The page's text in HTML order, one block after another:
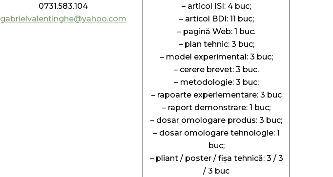
0731.583.104
gabrielvalentinghe@yahoo.com
– articol ISI: 4 buc;
– articol BDI: 11 buc;
– pagină Web: 1 buc.
– plan tehnic: 3 buc;
– model experimental: 3 buc;
– cerere brevet: 3 buc.
– metodologie: 3 buc;
– rapoarte experiementare: 3 buc
– raport demonstrare: 1 buc;
– dosar omologare produs: 3 buc;
– dosar omologare tehnologie: 1
buc;
– pliant / poster / fişa tehnică: 3 / 3
/ 3 buc